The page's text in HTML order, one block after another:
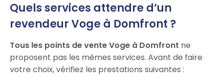
Quels services attendre d’un
revendeur Voge à Domfront ?
Tous les points de vente Voge à Domfront ne
proposent pas les mêmes services. Avant de faire
votre choix, vérifiez les prestations suivantes :